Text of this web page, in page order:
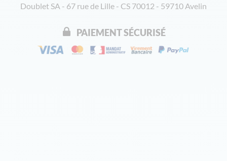
Doublet SA - 67 rue de Lille - CS 70012 - 59710 Avelin
PAIEMENT SÉCURISÉ